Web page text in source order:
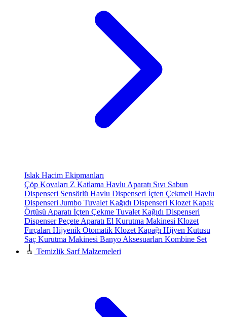
Islak Hacim Ekipmanları
Çöp Kovaları Z Katlama Havlu Aparatı Sıvı Sabun
Dispenseri Sensörlü Havlu Dispenseri İçten Çekmeli Havlu
Dispenseri Jumbo Tuvalet Kağıdı Dispenseri Klozet Kapak
Örtüsü Aparatı İçten Çekme Tuvalet Kağıdı Dispenseri
Dispenser Peçete Aparatı El Kurutma Makinesi Klozet
Fırçaları Hijyenik Otomatik Klozet Kapağı Hijyen Kutusu
Saç Kurutma Makinesi Banyo Aksesuarları Kombine Set
Temizlik Sarf Malzemeleri